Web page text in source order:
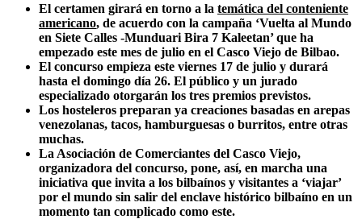
El certamen girará en torno a la temática del conteniente
americano, de acuerdo con la campaña ‘Vuelta al Mundo
en Siete Calles -Munduari Bira 7 Kaleetan’ que ha
empezado este mes de julio en el Casco Viejo de Bilbao.
El concurso empieza este viernes 17 de julio y durará
hasta el domingo día 26. El público y un jurado
especializado otorgarán los tres premios previstos.
Los hosteleros preparan ya creaciones basadas en arepas
venezolanas, tacos, hamburguesas o burritos, entre otras
muchas.
La Asociación de Comerciantes del Casco Viejo,
organizadora del concurso, pone, así, en marcha una
iniciativa que invita a los bilbaínos y visitantes a ‘viajar’
por el mundo sin salir del enclave histórico bilbaíno en un
momento tan complicado como este.